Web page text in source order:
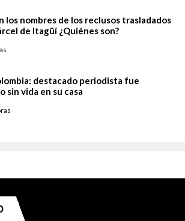
los nombres de los reclusos trasladados
de Itagüí ¿Quiénes son?
destacado periodista fue
sin vida en su casa